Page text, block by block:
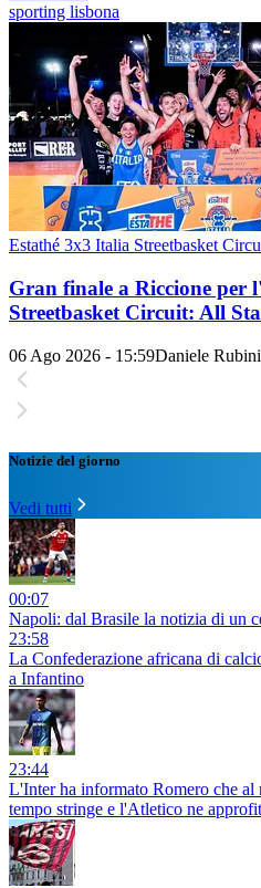
sporting lisbona
Estathé 3x3 Italia Streetbasket
Gran finale a Riccione per
Streetbasket Circuit: All
06 Ago 2026 - 15:59Daniele Rubini
Notizie del giorno
Vedi tutti
00:07
Napoli: dal Brasile la notizia di un
23:58
La Confederazione africana di
a Infantino
23:44
L'Inter ha informato Romero che al
tempo stringe e l'Atletico ne